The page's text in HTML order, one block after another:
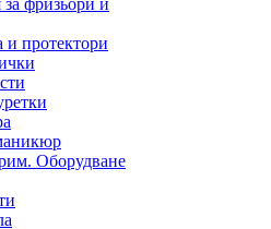
фризьори и
и протектори
Оборудване